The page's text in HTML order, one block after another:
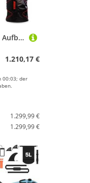
Jobe Duna Elite 11.6 Aero Aufblasbares Sup-Paket 2024 - Teal
1.210,17 €
00:03; der
1.299,99 €
1.299,99 €